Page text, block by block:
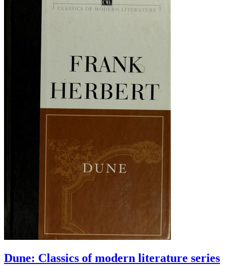
Dune: Classics of modern literature series